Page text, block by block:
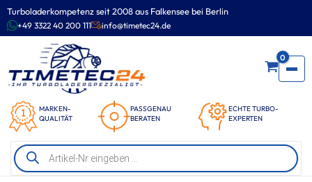
Turboladerkompetenz seit 2008 aus Falkensee bei Berlin
+49 3322 40 200 111 info@timetec24.de
MARKEN-
QUALITÄT
PASSGENAU
BERATEN
ECHTE TURBO-
EXPERTEN
0
Products
search
Zum
Inhalt
springen